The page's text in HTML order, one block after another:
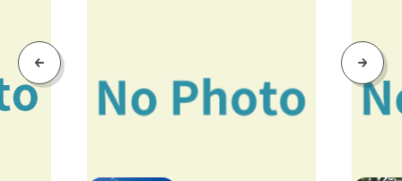
Previous Next